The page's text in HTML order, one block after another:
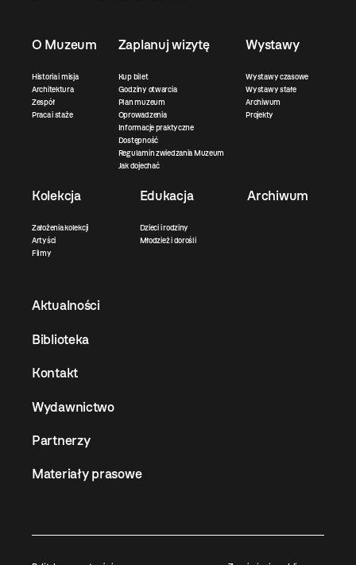
O Muzeum
Historia i misja
Architektura
Zespół
Praca i staże
Zaplanuj wizytę
Kup bilet
Godziny otwarcia
Plan muzeum
Oprowadzenia
Informacje praktyczne
Dostępność
Regulamin zwiedzania Muzeum
Jak dojechać
Wystawy
Wystawy czasowe
Wystawy stałe
Archiwum
Projekty
Kolekcja
Założenia kolekcji
Artyści
Filmy
Edukacja
Dzieci i rodziny
Młodzież i dorośli
Archiwum
Aktualności
Biblioteka
Kontakt
Wydawnictwo
Partnerzy
Materiały prasowe